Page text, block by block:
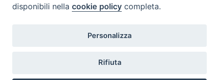
Contatti
Scrivi a: cnvf@chiesacattolica.it
disponibili nellacookie policy completa.
Personalizza
Rifiuta